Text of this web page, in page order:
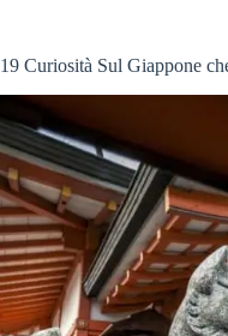
19 Curiosità Sul Giappone